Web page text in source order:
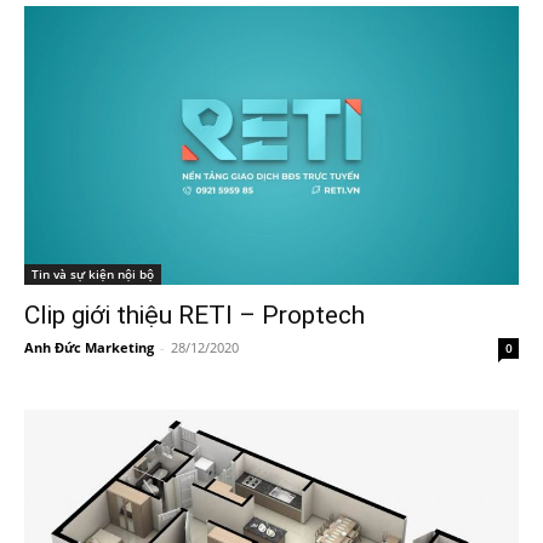
Tin và sự kiện nội bộ
Clip giới thiệu RETI – Proptech
Anh Đức Marketing - 28/12/2020 0